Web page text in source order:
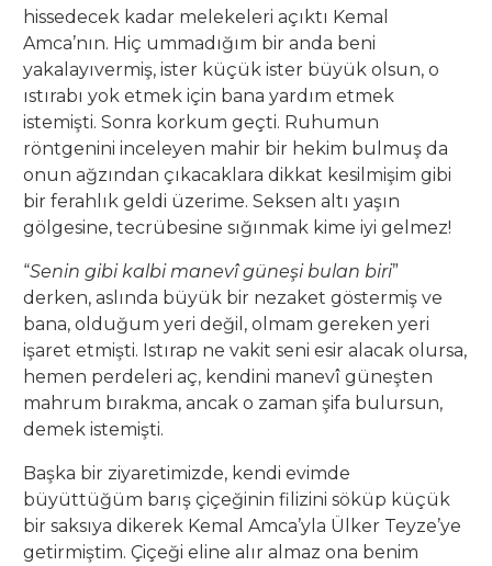
hissedecek kadar melekeleri açıktı Kemal
Amca’nın. Hiç ummadığım bir anda beni
yakalayıvermiş, ister küçük ister büyük olsun, o
ıstırabı yok etmek için bana yardım etmek
istemişti. Sonra korkum geçti. Ruhumun
röntgenini inceleyen mahir bir hekim bulmuş da
onun ağzından çıkacaklara dikkat kesilmişim gibi
bir ferahlık geldi üzerime. Seksen altı yaşın
gölgesine, tecrübesine sığınmak kime iyi gelmez!
“Senin gibi kalbi manevî güneşi bulan biri”
derken, aslında büyük bir nezaket göstermiş ve
bana, olduğum yeri değil, olmam gereken yeri
işaret etmişti. Istırap ne vakit seni esir alacak olursa,
hemen perdeleri aç, kendini manevî güneşten
mahrum bırakma, ancak o zaman şifa bulursun,
demek istemişti.
Başka bir ziyaretimizde, kendi evimde
büyüttüğüm barış çiçeğinin filizini söküp küçük
bir saksıya dikerek Kemal Amca’yla Ülker Teyze’ye
getirmiştim. Çiçeği eline alır almaz ona benim